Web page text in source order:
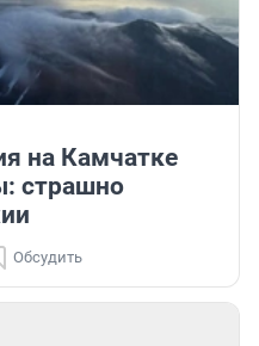
на Камчатке
страшно
Обсудить